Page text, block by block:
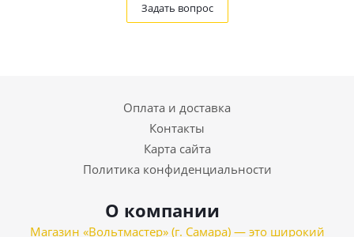
Задать вопрос
Оплата и доставка
Контакты
Карта сайта
Политика конфиденциальности
О компании
Магазин «Вольтмастер» (г. Самара) — это широкий